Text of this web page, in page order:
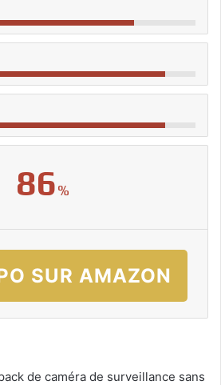
86 %
SUR AMAZON
de caméra de surveillance sans